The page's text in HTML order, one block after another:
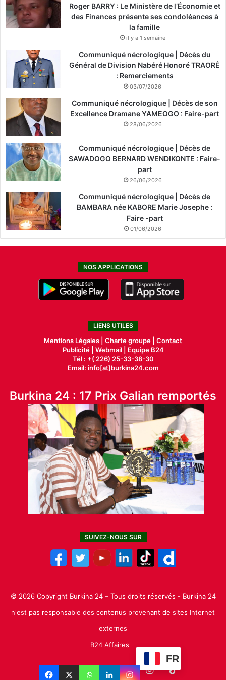
Roger BARRY : Le Ministère de l’Économie et
des Finances présente ses condoléances à
la famille
il y a 1 semaine
Communiqué nécrologique | Décès du
Général de Division Nabéré Honoré TRAORÉ
: Remerciements
03/07/2026
Communiqué nécrologique | Décès de son
Excellence Dramane YAMEOGO : Faire-part
28/06/2026
Communiqué nécrologique | Décès de
SAWADOGO BERNARD WENDIKONTE : Faire-
part
26/06/2026
Communiqué nécrologique | Décès de
BAMBARA née KABORE Marie Josephe :
Faire -part
01/06/2026
NOS APPLICATIONS
LIENS UTILES
Mentions Légales | Charte groupe | Contact
Publicité| Webmail |
Equipe B24
Tél : +( 226) 25-33-38-30
Email: info[at]burkina24.com
Burkina 24 : 17 Prix Galian remportés
SUIVEZ-NOUS SUR
© 2026 Copyright Burkina 24 – Tous droits réservés - Burkina 24
n'est pas responsable des contenus provenant de sites Internet
externes
B24 Affaires
FR
Facebook LinkedinYouTubeInstagram
TikTok